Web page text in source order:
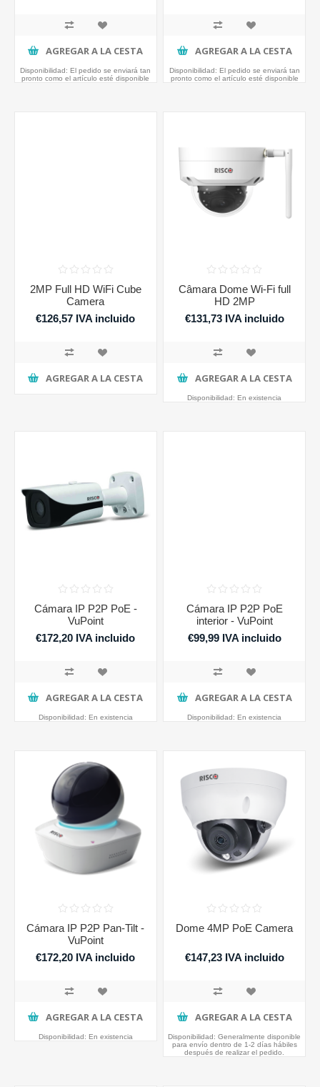
AGREGAR A LA CESTA
Disponibilidad: El pedido se enviará tan
pronto como el artículo esté disponible
AGREGAR A LA CESTA
Disponibilidad: El pedido se enviará tan
pronto como el artículo esté disponible
2MP Full HD WiFi Cube
Camera
€126,57 IVA incluido
AGREGAR A LA CESTA
Câmara Dome Wi-Fi full
HD 2MP
€131,73 IVA incluido
AGREGAR A LA CESTA
Disponibilidad: En existencia
Cámara IP P2P PoE -
VuPoint
€172,20 IVA incluido
AGREGAR A LA CESTA
Disponibilidad: En existencia
Cámara IP P2P PoE
interior - VuPoint
€99,99 IVA incluido
AGREGAR A LA CESTA
Disponibilidad: En existencia
Cámara IP P2P Pan-Tilt -
VuPoint
€172,20 IVA incluido
AGREGAR A LA CESTA
Disponibilidad: En existencia
Dome 4MP PoE Camera
€147,23 IVA incluido
AGREGAR A LA CESTA
Disponibilidad: Generalmente disponible
para envío dentro de 1-2 días hábiles
después de realizar el pedido.